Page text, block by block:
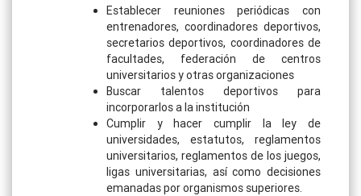
Establecer reuniones periódicas con
entrenadores, coordinadores deportivos,
secretarios deportivos, coordinadores de
facultades, federación de centros
universitarios y otras organizaciones
Buscar talentos deportivos para
incorporarlos a la institución
Cumplir y hacer cumplir la ley de
universidades, estatutos, reglamentos
universitarios, reglamentos de los juegos,
ligas universitarias, así como decisiones
emanadas por organismos superiores.